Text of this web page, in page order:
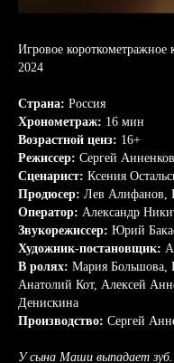
Игровое короткометражное
2024
Страна: Россия
Хронометраж: 16 мин
Возрастной ценз: 16+
Режиссер: Сергей Анненков
Сценарист: Ксения
Продюсер: Лев Алифанов,
Оператор: Александр
Звукорежиссер: Юрий
Художник-постановщик:
В ролях: Мария Большова,
Анатолий Кот, Алексей
Денискина
Производство: Сергей
У сына Маши выпадает